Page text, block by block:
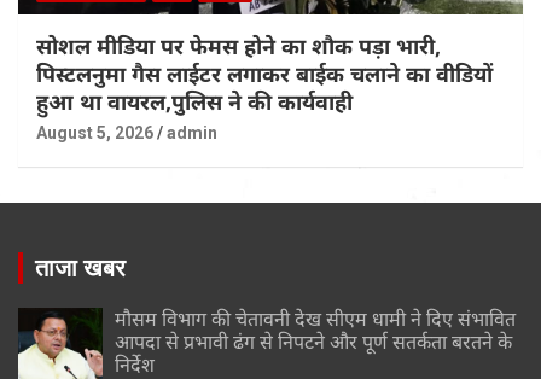
सोशल मीडिया पर फेमस होने का शौक पड़ा भारी,
पिस्टलनुमा गैस लाईटर लगाकर बाईक चलाने का वीडियों
हुआ था वायरल,पुलिस ने की कार्यवाही
August 5, 2026 admin
ताजा खबर
मौसम विभाग की चेतावनी देख सीएम धामी ने दिए संभावित
आपदा से प्रभावी ढंग से निपटने और पूर्ण सतर्कता बरतने के
निर्देश